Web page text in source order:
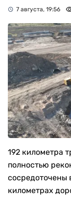
7 августа, 19:56
192 километра
полностью
сосредоточены
километрах